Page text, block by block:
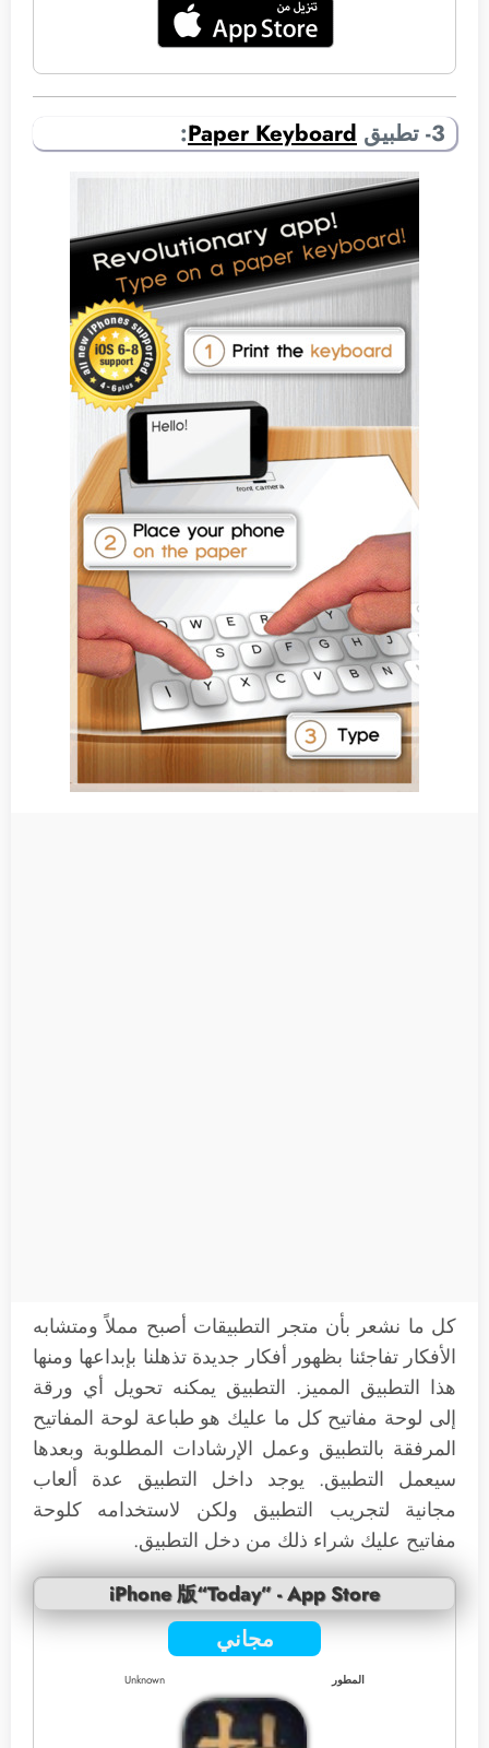
3- تطبيق Paper Keyboard
:
كل ما نشعر بأن متجر التطبيقات أصبح مملاً ومتشابه
الأفكار تفاجئنا بظهور أفكار جديدة تذهلنا بإبداعها ومنها
هذا التطبيق المميز. التطبيق يمكنه تحويل أي ورقة
إلى لوحة مفاتيح كل ما عليك هو طباعة لوحة المفاتيح
المرفقة بالتطبيق وعمل الإرشادات المطلوبة وبعدها
سيعمل التطبيق. يوجد داخل التطبيق عدة ألعاب
مجانية لتجريب التطبيق ولكن لاستخدامه كلوحة
مفاتيح عليك شراء ذلك من دخل التطبيق.
iPhone 版“Today” - App Store
مجاني
المطور Unknown